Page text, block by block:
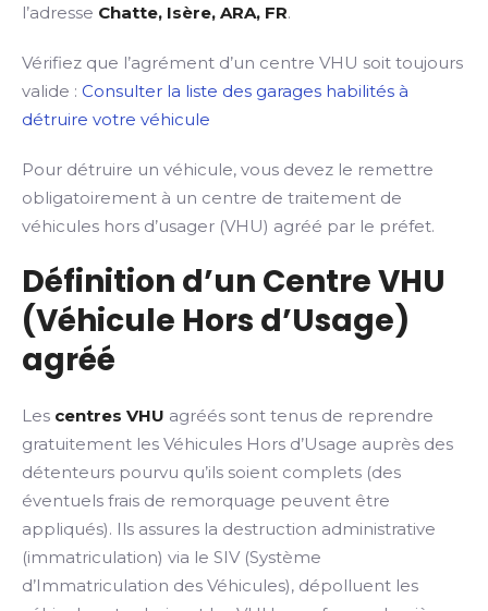
l’adresse Chatte, Isère, ARA, FR.
Vérifiez que l’agrément d’un centre VHU soit toujours
valide : Consulter la liste des garages habilités à
détruire votre véhicule
Pour détruire un véhicule, vous devez le remettre
obligatoirement à un centre de traitement de
véhicules hors d’usager (VHU) agréé par le préfet.
Définition d’un Centre VHU
(Véhicule Hors d’Usage)
agréé
Les centres VHU agréés sont tenus de reprendre
gratuitement les Véhicules Hors d’Usage auprès des
détenteurs pourvu qu’ils soient complets (des
éventuels frais de remorquage peuvent être
appliqués). Ils assures la destruction administrative
(immatriculation) via le SIV (Système
d’Immatriculation des Véhicules), dépolluent les